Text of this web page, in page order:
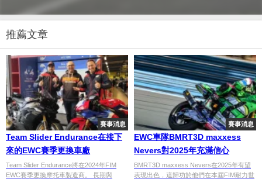
推薦文章
賽事消息
Team Slider Endurance在接下
來的EWC賽季更換車廠
Team Slider Endurance將在2024年FIM
EWC賽季更換摩托車製造商。 長期與
賽事消息
EWC車隊BMRT3D maxxess
Nevers對2025年充滿信心
BMRT3D maxxess Nevers在2025年有望
表現出色，這歸功於他們在本屆FIM耐力世